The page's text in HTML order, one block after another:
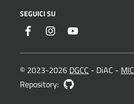
SEGUICI SU
Facebook Instagram
© 2023-2026 DGCC - DiAC - MIC
Repository: